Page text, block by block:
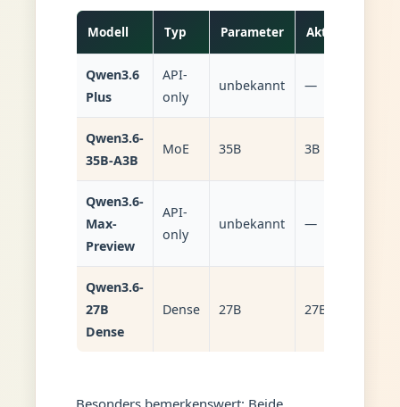
Modell Typ Parameter Aktiv
Qwen3.6
Plus
API-
only
unbekannt —
Qwen3.6-
35B-A3B
MoE 35B 3B
Qwen3.6-
Max-
Preview
API-
only
unbekannt —
Qwen3.6-
27B
Dense
Dense 27B 27B